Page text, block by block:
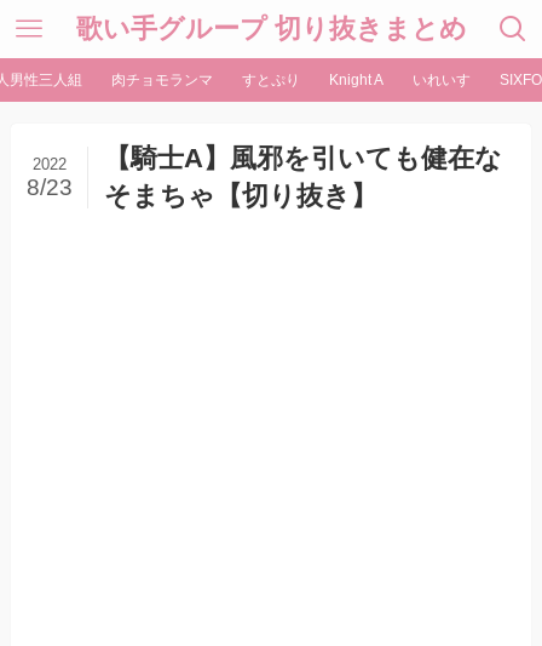
歌い手グループ 切り抜きまとめ
男性三人組 肉チョモランマ すとぷり Knight A いれいす
【騎士A】風邪を引いても健在な
そまちゃ【切り抜き】
2022
8/23